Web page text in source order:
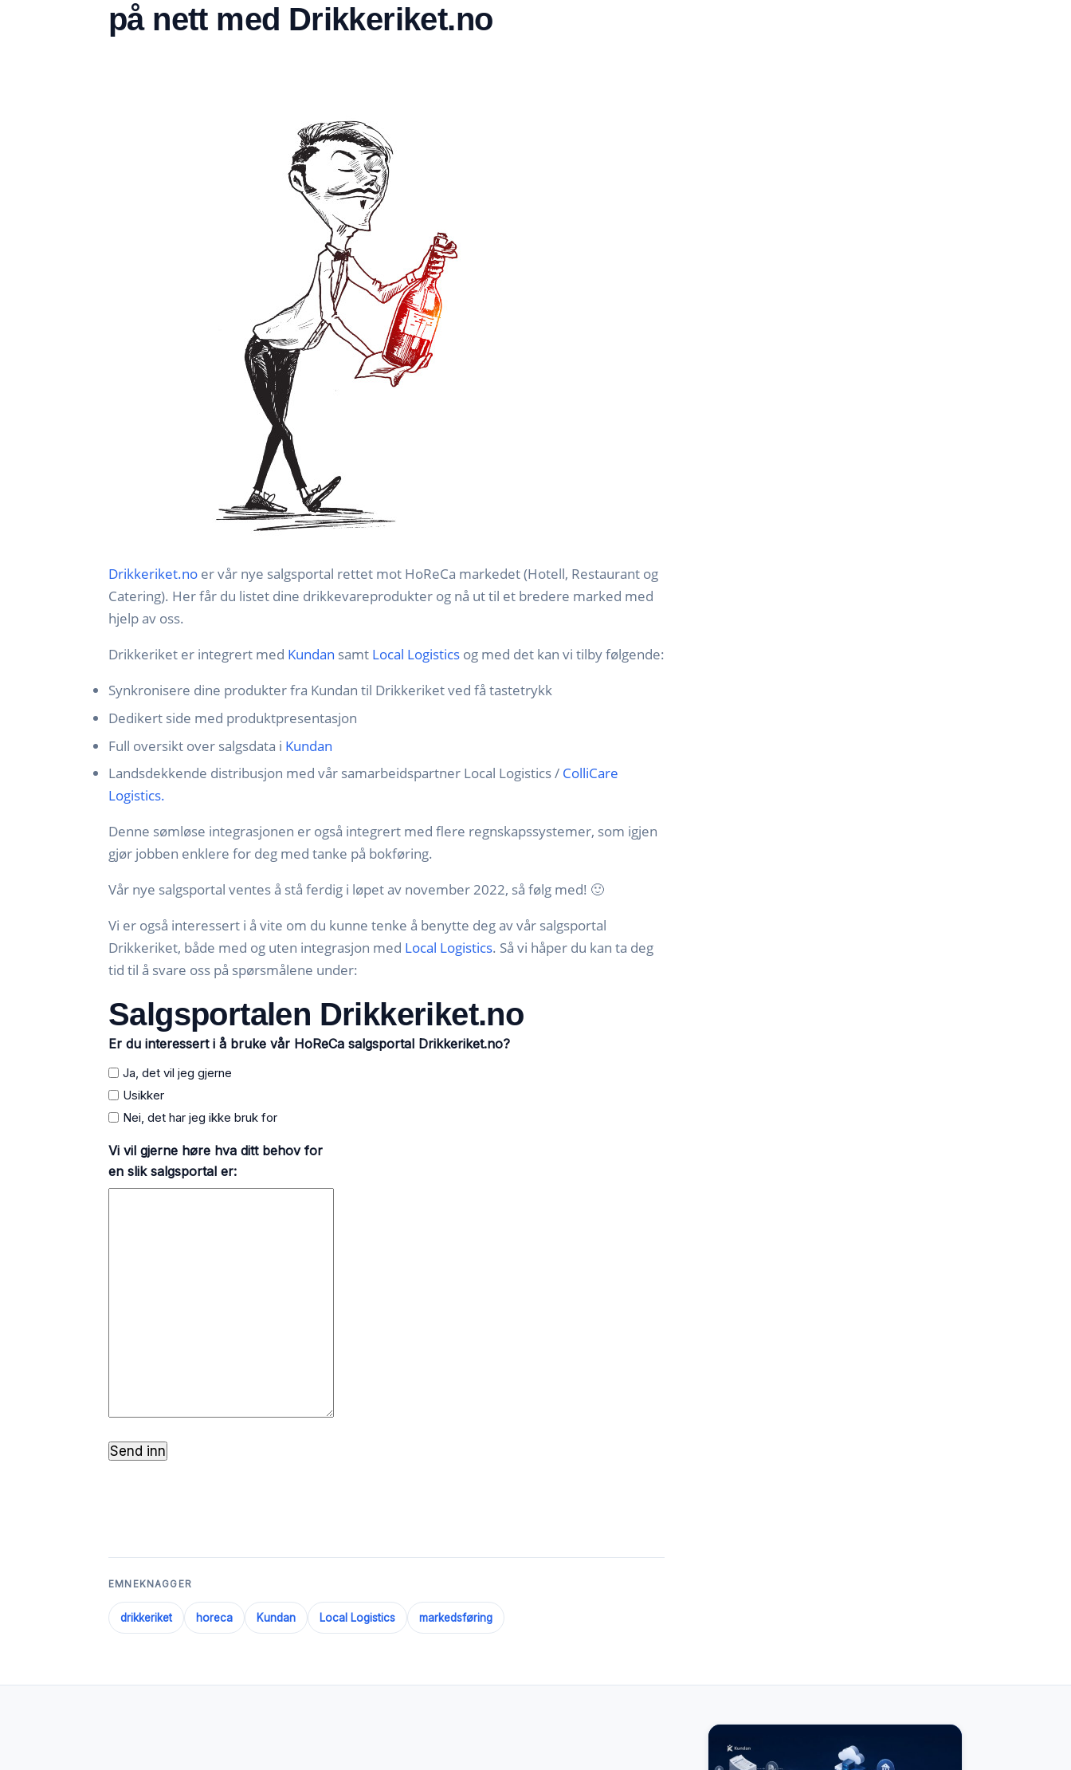
på nett med Drikkeriket.no
Drikkeriket.no er vår nye salgsportal rettet mot HoReCa markedet (Hotell, Restaurant og
Catering). Her får du listet dine drikkevareprodukter og nå ut til et bredere marked med
hjelp av oss.
Drikkeriket er integrert med Kundan samt Local Logistics og med det kan vi tilby følgende:
Synkronisere dine produkter fra Kundan til Drikkeriket ved få tastetrykk
Dedikert side med produktpresentasjon
Full oversikt over salgsdata i Kundan
Landsdekkende distribusjon med vår samarbeidspartner Local Logistics / ColliCare
Logistics.
Denne sømløse integrasjonen er også integrert med flere regnskapssystemer, som igjen
gjør jobben enklere for deg med tanke på bokføring.
Vår nye salgsportal ventes å stå ferdig i løpet av november 2022, så følg med! 🙂
Vi er også interessert i å vite om du kunne tenke å benytte deg av vår salgsportal
Drikkeriket, både med og uten integrasjon med Local Logistics. Så vi håper du kan ta deg
tid til å svare oss på spørsmålene under:
Salgsportalen Drikkeriket.no
Er du interessert i å bruke vår HoReCa salgsportal Drikkeriket.no?
Ja, det vil jeg gjerne
Usikker
Nei, det har jeg ikke bruk for
Vi vil gjerne høre hva ditt behov for
en slik salgsportal er:
EMNEKNAGGER
drikkeriket horeca Kundan Local Logistics markedsføring